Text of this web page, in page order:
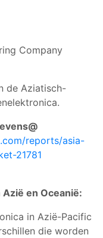
Company
de Aziatisch-
reports/asia-
21781
en Oceanië:
in Azië-Pacific
die worden